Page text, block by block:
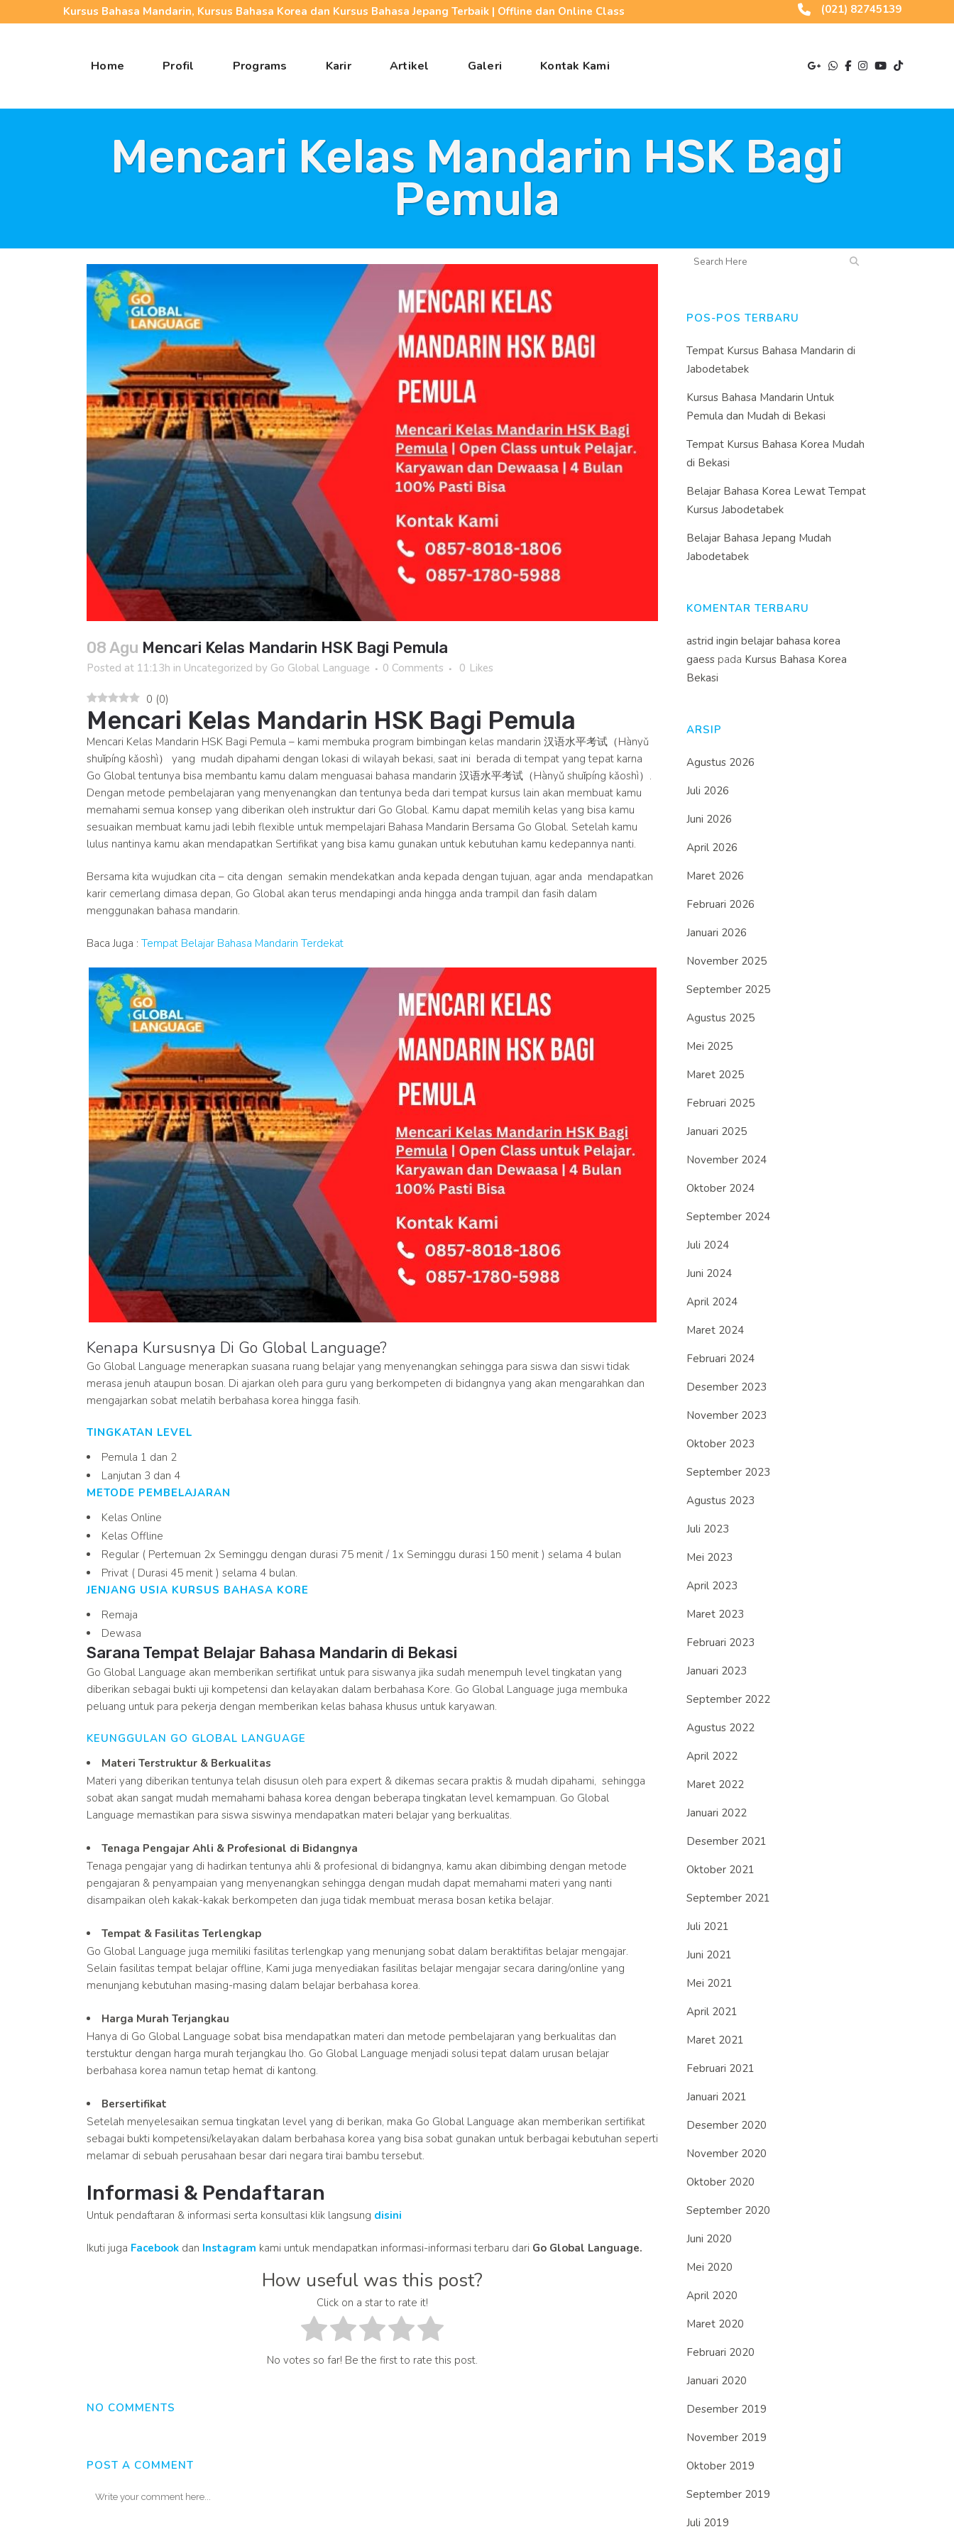
Kursus Bahasa Mandarin, Kursus Bahasa Korea dan Kursus Bahasa Jepang Terbaik | Offline dan Online Class (021) 82745139
Home Profil Programs Karir Artikel Galeri Kontak Kami
Mencari Kelas Mandarin HSK Bagi
Pemula
08 Agu Mencari Kelas Mandarin HSK Bagi Pemula
Posted at 11:13h in Uncategorized by Go Global Language 0 Comments 0 Likes
0 (0)
Mencari Kelas Mandarin HSK Bagi Pemula
Mencari Kelas Mandarin HSK Bagi Pemula – kami membuka program bimbingan kelas mandarin 汉语水平考试（Hànyǔ
shuǐpíng kǎoshì） yang mudah dipahami dengan lokasi di wilayah bekasi, saat ini berada di tempat yang tepat karna
Go Global tentunya bisa membantu kamu dalam menguasai bahasa mandarin 汉语水平考试（Hànyǔ shuǐpíng kǎoshì）.
Dengan metode pembelajaran yang menyenangkan dan tentunya beda dari tempat kursus lain akan membuat kamu
memahami semua konsep yang diberikan oleh instruktur dari Go Global. Kamu dapat memilih kelas yang bisa kamu
sesuaikan membuat kamu jadi lebih flexible untuk mempelajari Bahasa Mandarin Bersama Go Global. Setelah kamu
lulus nantinya kamu akan mendapatkan Sertifikat yang bisa kamu gunakan untuk kebutuhan kamu kedepannya nanti.
Bersama kita wujudkan cita – cita dengan semakin mendekatkan anda kepada dengan tujuan, agar anda mendapatkan
karir cemerlang dimasa depan, Go Global akan terus mendapingi anda hingga anda trampil dan fasih dalam
menggunakan bahasa mandarin.
Baca Juga : Tempat Belajar Bahasa Mandarin Terdekat
Kenapa Kursusnya Di Go Global Language?
Go Global Language menerapkan suasana ruang belajar yang menyenangkan sehingga para siswa dan siswi tidak
merasa jenuh ataupun bosan. Di ajarkan oleh para guru yang berkompeten di bidangnya yang akan mengarahkan dan
mengajarkan sobat melatih berbahasa korea hingga fasih.
TINGKATAN LEVEL
Pemula 1 dan 2
Lanjutan 3 dan 4
METODE PEMBELAJARAN
Kelas Online
Kelas Offline
Regular ( Pertemuan 2x Seminggu dengan durasi 75 menit / 1x Seminggu durasi 150 menit ) selama 4 bulan
Privat ( Durasi 45 menit ) selama 4 bulan.
JENJANG USIA KURSUS BAHASA KORE
Remaja
Dewasa
Sarana Tempat Belajar Bahasa Mandarin di Bekasi
Go Global Language akan memberikan sertifikat untuk para siswanya jika sudah menempuh level tingkatan yang
diberikan sebagai bukti uji kompetensi dan kelayakan dalam berbahasa Kore. Go Global Language juga membuka
peluang untuk para pekerja dengan memberikan kelas bahasa khusus untuk karyawan.
KEUNGGULAN GO GLOBAL LANGUAGE
Materi Terstruktur & Berkualitas
Materi yang diberikan tentunya telah disusun oleh para expert & dikemas secara praktis & mudah dipahami, sehingga
sobat akan sangat mudah memahami bahasa korea dengan beberapa tingkatan level kemampuan. Go Global
Language memastikan para siswa siswinya mendapatkan materi belajar yang berkualitas.
Tenaga Pengajar Ahli & Profesional di Bidangnya
Tenaga pengajar yang di hadirkan tentunya ahli & profesional di bidangnya, kamu akan dibimbing dengan metode
pengajaran & penyampaian yang menyenangkan sehingga dengan mudah dapat memahami materi yang nanti
disampaikan oleh kakak-kakak berkompeten dan juga tidak membuat merasa bosan ketika belajar.
Tempat & Fasilitas Terlengkap
Go Global Language juga memiliki fasilitas terlengkap yang menunjang sobat dalam beraktifitas belajar mengajar.
Selain fasilitas tempat belajar offline, Kami juga menyediakan fasilitas belajar mengajar secara daring/online yang
menunjang kebutuhan masing-masing dalam belajar berbahasa korea.
Harga Murah Terjangkau
Hanya di Go Global Language sobat bisa mendapatkan materi dan metode pembelajaran yang berkualitas dan
terstuktur dengan harga murah terjangkau lho. Go Global Language menjadi solusi tepat dalam urusan belajar
berbahasa korea namun tetap hemat di kantong.
Bersertifikat
Setelah menyelesaikan semua tingkatan level yang di berikan, maka Go Global Language akan memberikan sertifikat
sebagai bukti kompetensi/kelayakan dalam berbahasa korea yang bisa sobat gunakan untuk berbagai kebutuhan seperti
melamar di sebuah perusahaan besar dari negara tirai bambu tersebut.
Informasi & Pendaftaran
Untuk pendaftaran & informasi serta konsultasi klik langsung disini
Ikuti juga Facebook dan Instagram kami untuk mendapatkan informasi-informasi terbaru dari Go Global Language.
How useful was this post?
Click on a star to rate it!
No votes so far! Be the first to rate this post.
NO COMMENTS
POST A COMMENT
POS-POS TERBARU
Tempat Kursus Bahasa Mandarin di
Jabodetabek
Kursus Bahasa Mandarin Untuk
Pemula dan Mudah di Bekasi
Tempat Kursus Bahasa Korea Mudah
di Bekasi
Belajar Bahasa Korea Lewat Tempat
Kursus Jabodetabek
Belajar Bahasa Jepang Mudah
Jabodetabek
KOMENTAR TERBARU
astrid ingin belajar bahasa korea
gaess pada Kursus Bahasa Korea
Bekasi
ARSIP
Agustus 2026
Juli 2026
Juni 2026
April 2026
Maret 2026
Februari 2026
Januari 2026
November 2025
September 2025
Agustus 2025
Mei 2025
Maret 2025
Februari 2025
Januari 2025
November 2024
Oktober 2024
September 2024
Juli 2024
Juni 2024
April 2024
Maret 2024
Februari 2024
Desember 2023
November 2023
Oktober 2023
September 2023
Agustus 2023
Juli 2023
Mei 2023
April 2023
Maret 2023
Februari 2023
Januari 2023
September 2022
Agustus 2022
April 2022
Maret 2022
Januari 2022
Desember 2021
Oktober 2021
September 2021
Juli 2021
Juni 2021
Mei 2021
April 2021
Maret 2021
Februari 2021
Januari 2021
Desember 2020
November 2020
Oktober 2020
September 2020
Juni 2020
Mei 2020
April 2020
Maret 2020
Februari 2020
Januari 2020
Desember 2019
November 2019
Oktober 2019
September 2019
Juli 2019